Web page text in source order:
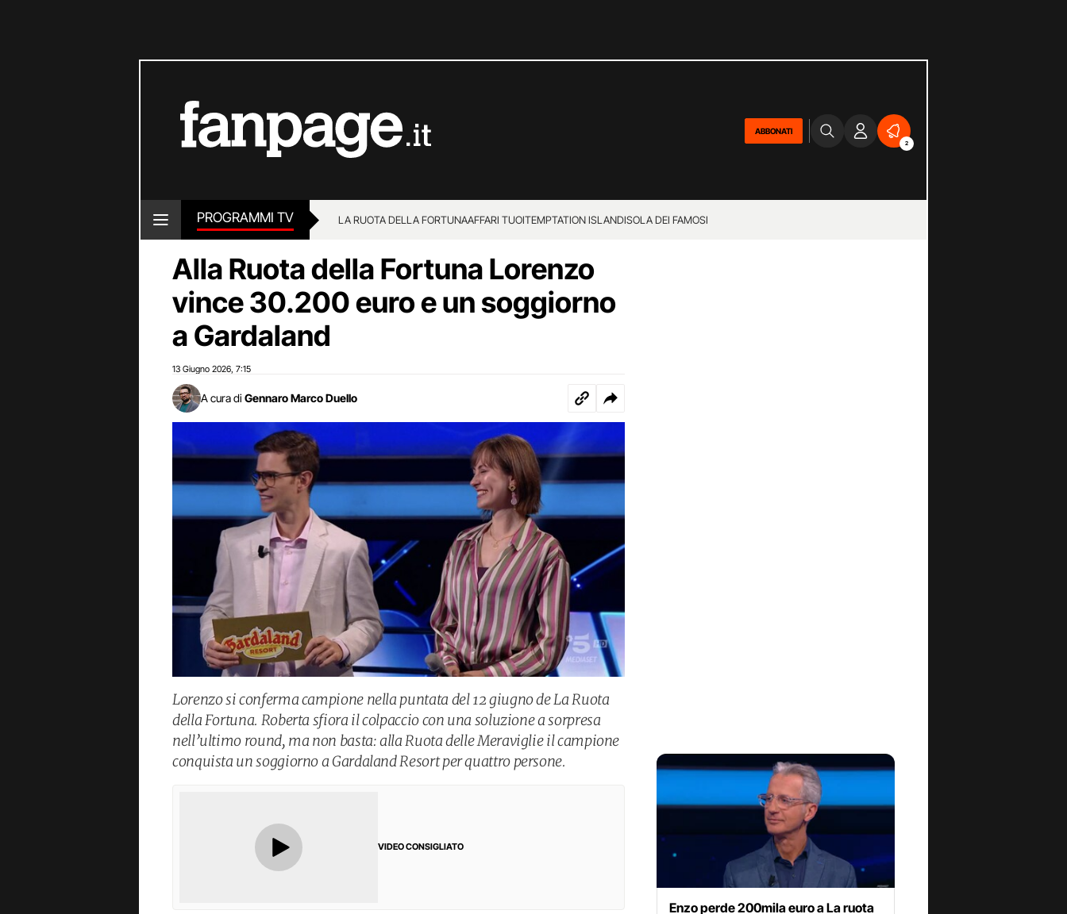
ABBONATI
2
PROGRAMMI TV LA RUOTA DELLA FORTUNAAFFARI TUOITEMPTATION ISLANDISOLA DEI FAMOSI
Alla Ruota della Fortuna Lorenzo
vince 30.200 euro e un soggiorno
a Gardaland
13 Giugno 2026 7:15
A cura di Gennaro Marco Duello
Lorenzo si conferma campione nella puntata del 12 giugno de La Ruota
della Fortuna. Roberta sfiora il colpaccio con una soluzione a sorpresa
nell’ultimo round, ma non basta: alla Ruota delle Meraviglie il campione
conquista un soggiorno a Gardaland Resort per quattro persone.
VIDEO CONSIGLIATO
Enzo perde 200mila euro a La ruota